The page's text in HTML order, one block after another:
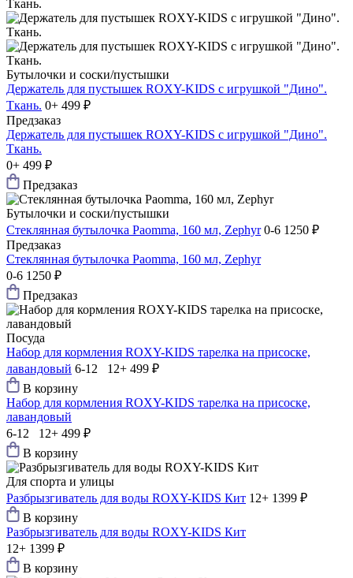
Бутылочки и соски/пустышки
Держатель для пустышек ROXY-KIDS с игрушкой "Дино".
Ткань. 0+ 499 ₽
Предзаказ
Держатель для пустышек ROXY-KIDS с игрушкой "Дино".
Ткань.
0+ 499 ₽
Предзаказ
Бутылочки и соски/пустышки
Стеклянная бутылочка Paomma, 160 мл, Zephyr 0-6 1250 ₽
Предзаказ
Стеклянная бутылочка Paomma, 160 мл, Zephyr
0-6 1250 ₽
Предзаказ
Посуда
Набор для кормления ROXY-KIDS тарелка на присоске,
лавандовый 6-12 12+ 499 ₽
В корзину
Набор для кормления ROXY-KIDS тарелка на присоске,
лавандовый
6-12 12+ 499 ₽
В корзину
Для спорта и улицы
Разбрызгиватель для воды ROXY-KIDS Кит 12+ 1399 ₽
В корзину
Разбрызгиватель для воды ROXY-KIDS Кит
12+ 1399 ₽
В корзину